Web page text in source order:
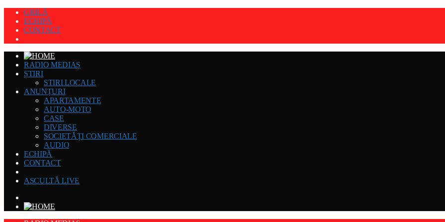
GRILĂ
ECHIPĂ
CONTACT
RADIO MEDIAȘ
ȘTIRI
STIRI LOCALE
ANUNȚURI
APARTAMENTE
AUTO-MOTO
CASE
DIVERSE
SOCIETĂȚI COMERCIALE
AUDIO
ECHIPĂ
CONTACT
ASCULTĂ LIVE